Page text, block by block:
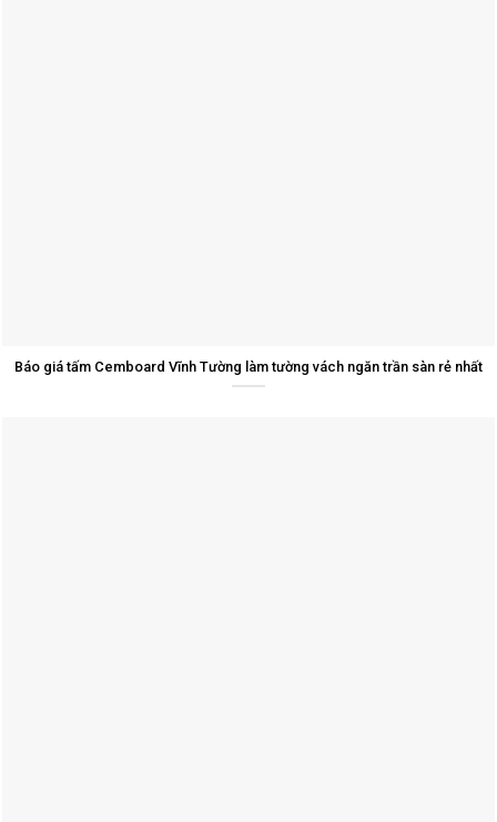
Báo giá tấm Cemboard Vĩnh Tường làm tường vách ngăn trần sàn rẻ nhất